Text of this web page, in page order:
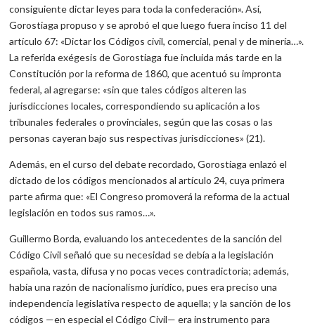
consiguiente dictar leyes para toda la confederación». Así,
Gorostiaga propuso y se aprobó el que luego fuera inciso 11 del
artículo 67: «Dictar los Códigos civil, comercial, penal y de minería…».
La referida exégesis de Gorostiaga fue incluida más tarde en la
Constitución por la reforma de 1860, que acentuó su impronta
federal, al agregarse: «sin que tales códigos alteren las
jurisdicciones locales, correspondiendo su aplicación a los
tribunales federales o provinciales, según que las cosas o las
personas cayeran bajo sus respectivas jurisdicciones» (21).
Además, en el curso del debate recordado, Gorostiaga enlazó el
dictado de los códigos mencionados al artículo 24, cuya primera
parte afirma que: «El Congreso promoverá la reforma de la actual
legislación en todos sus ramos…».
Guillermo Borda, evaluando los antecedentes de la sanción del
Código Civil señaló que su necesidad se debía a la legislación
española, vasta, difusa y no pocas veces contradictoria; además,
había una razón de nacionalismo jurídico, pues era preciso una
independencia legislativa respecto de aquella; y la sanción de los
códigos —en especial el Código Civil— era instrumento para